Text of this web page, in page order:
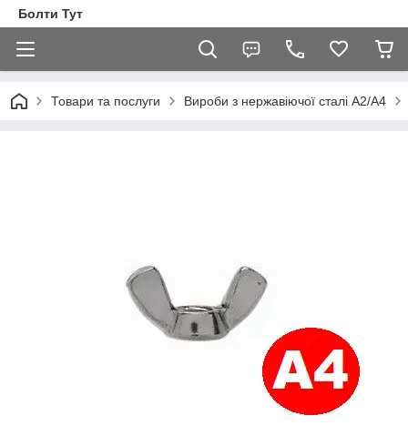
Болти Тут
Товари та послуги Вироби з нержавіючої сталі А2/А4